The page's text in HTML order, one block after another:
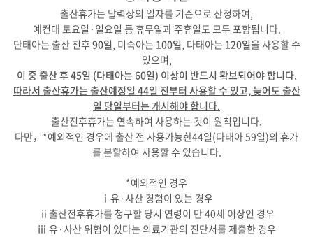
출산휴가는 달력상의 일자를 기준으로 산정하여,
예컨대 토요일·일요일 등 휴무일과 주휴일도 모두 포함됩니다.
단태아는 출산 전후 90일, 미숙아는 100일, 다태아는 120일을 사용할 수
있으며,
이 중 출산 후 45일 (다태아는 60일) 이상이 반드시 확보되어야 합니다.
따라서 출산휴가는 출산예정일 44일 전부터 사용할 수 있고, 늦어도 출산
일 당일부터는 개시해야 합니다.
출산전후휴가는 연속하여 사용하는 것이 원칙입니다.
다만，*예외적인 경우에 출산 전 사용가능한44일(다태아 59일)의 휴가
를 분할하여 사용할 수 있습니다.
*예외적인 경우
ⅰ유·사산 경험이 있는 경우
ⅱ출산전후휴가를 청구할 당시 연령이 만 40세 이상인 경우
ⅲ 유·사산 위험이 있다는 의료기관의 진단서를 제출한 경우